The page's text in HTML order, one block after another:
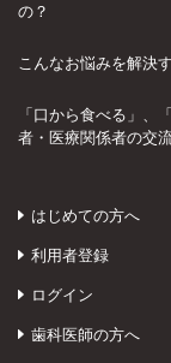
の？
こんなお悩みを解決
「口から食べる」、
者・医療関係者の交
はじめての方へ
利用者登録
ログイン
歯科医師の方へ